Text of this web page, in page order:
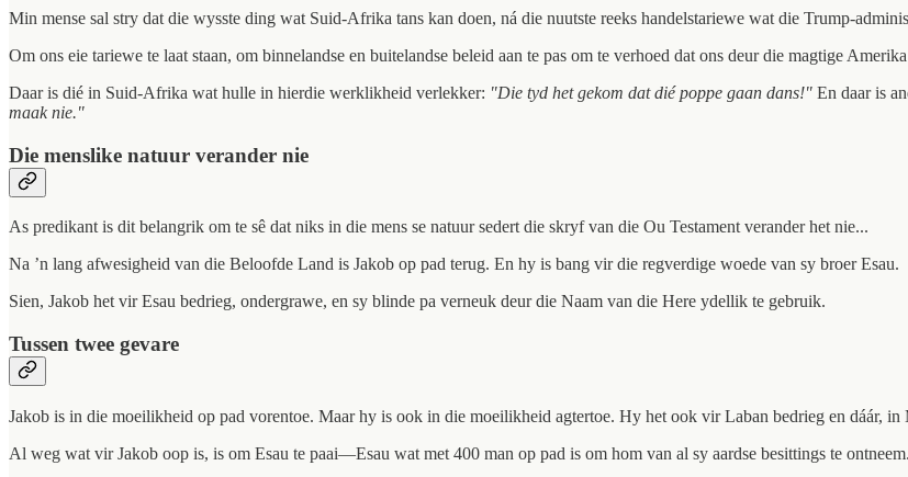
Min mense sal stry dat die wysste ding wat Suid-Afrika tans kan doen, ná die nuutste reeks handelstariewe wat die Trump-
Om ons eie tariewe te laat staan, om binnelandse en buitelandse beleid aan te pas om te verhoed dat ons deur die magtige
Daar is dié in Suid-Afrika wat hulle in hierdie werklikheid verlekker: "Die tyd het gekom dat dié poppe gaan dans!" En daar is
maak nie."
Die menslike natuur verander nie
As predikant is dit belangrik om te sê dat niks in die mens se natuur sedert die skryf van die Ou Testament verander het nie...
Na ’n lang afwesigheid van die Beloofde Land is Jakob op pad terug. En hy is bang vir die regverdige woede van sy broer Esau.
Sien, Jakob het vir Esau bedrieg, ondergrawe, en sy blinde pa verneuk deur die Naam van die Here ydellik te gebruik.
Tussen twee gevare
Jakob is in die moeilikheid op pad vorentoe. Maar hy is ook in die moeilikheid agtertoe. Hy het ook vir Laban bedrieg en dáár, in
Al weg wat vir Jakob oop is, is om Esau te paai—Esau wat met 400 man op pad is om hom van al sy aardse besittings te ontneem.